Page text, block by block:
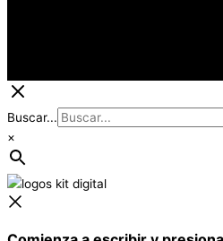
Buscar...
×